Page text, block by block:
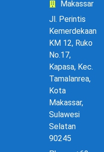
Makassar
Jl. Perintis
Kemerdekaan
KM 12, Ruko
No.17,
Kapasa, Kec.
Tamalanrea,
Kota
Makassar,
Sulawesi
Selatan
90245